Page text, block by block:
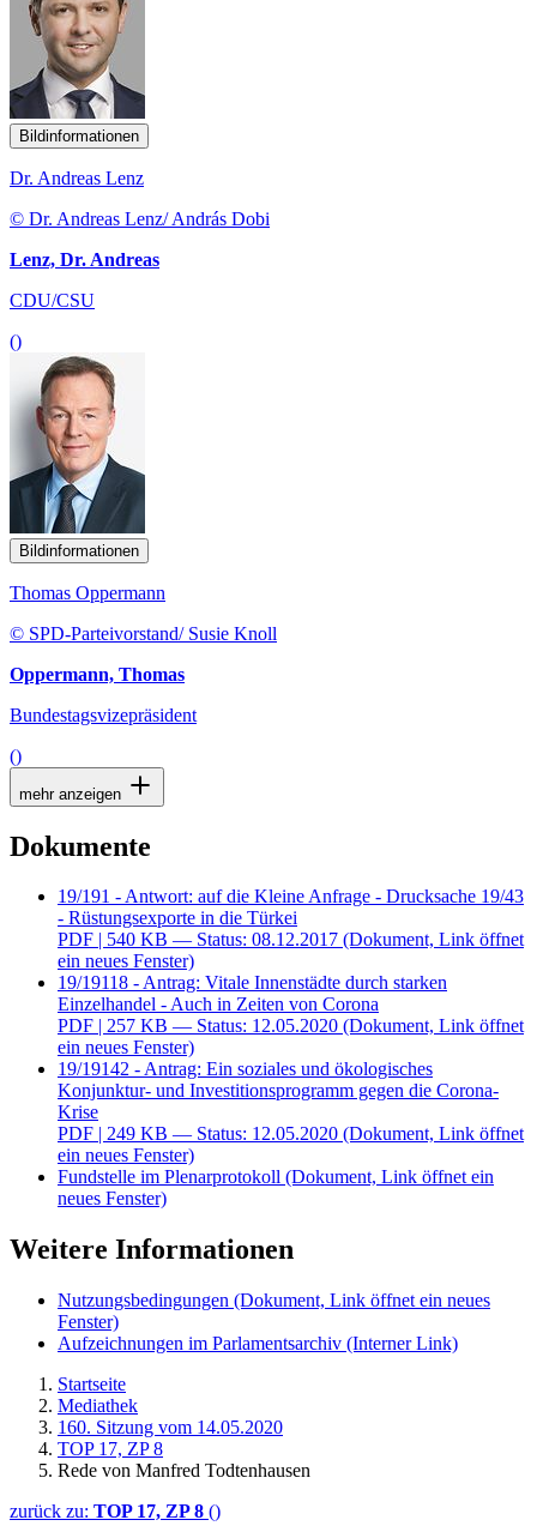
Bildinformationen
Dr. Andreas Lenz
© Dr. Andreas Lenz/ András Dobi
Lenz, Dr. Andreas
CDU/CSU
()
Bildinformationen
Thomas Oppermann
© SPD-Parteivorstand/ Susie Knoll
Oppermann, Thomas
Bundestagsvizepräsident
()
mehr anzeigen
Dokumente
19/191 - Antwort: auf die Kleine Anfrage - Drucksache 19/43
- Rüstungsexporte in die Türkei
PDF | 540 KB — Status: 08.12.2017 (Dokument, Link öffnet
ein neues Fenster)
19/19118 - Antrag: Vitale Innenstädte durch starken
Einzelhandel - Auch in Zeiten von Corona
PDF | 257 KB — Status: 12.05.2020 (Dokument, Link öffnet
ein neues Fenster)
19/19142 - Antrag: Ein soziales und ökologisches
Konjunktur- und Investitionsprogramm gegen die Corona-
Krise
PDF | 249 KB — Status: 12.05.2020 (Dokument, Link öffnet
ein neues Fenster)
Fundstelle im Plenarprotokoll (Dokument, Link öffnet ein
neues Fenster)
Weitere Informationen
Nutzungsbedingungen (Dokument, Link öffnet ein neues
Fenster)
Aufzeichnungen im Parlamentsarchiv (Interner Link)
Startseite
Mediathek
160. Sitzung vom 14.05.2020
TOP 17, ZP 8
Rede von Manfred Todtenhausen
zurück zu: TOP 17, ZP 8 ()